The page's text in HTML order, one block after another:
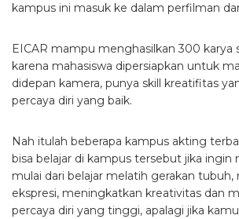
kampus ini masuk ke dalam perfilman
EICAR mampu menghasilkan 300 karya
karena mahasiswa dipersiapkan untuk
didepan kamera, punya skill kreatifitas
percaya diri yang baik.
Nah itulah beberapa kampus akting
bisa belajar di kampus tersebut jika
mulai dari belajar melatih gerakan tubuh,
ekspresi, meningkatkan kreativitas dan
percaya diri yang tinggi, apalagi jika